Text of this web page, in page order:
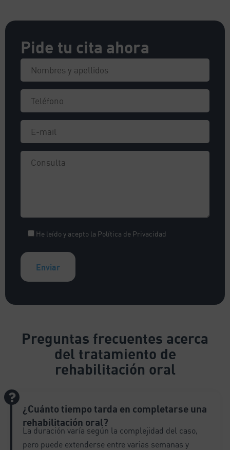
Pide tu cita ahora
He leído y acepto la Política de Privacidad
l
Preguntas frecuentes acerca
del tratamiento de
rehabilitación oral
¿Cuánto tiempo tarda en completarse una
rehabilitación oral?
La duración varía según la complejidad del caso,
pero puede extenderse entre varias semanas y